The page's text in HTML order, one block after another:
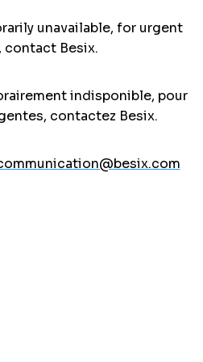
unavailable, for urgent
contact Besix.
indisponible, pour
contactez Besix.